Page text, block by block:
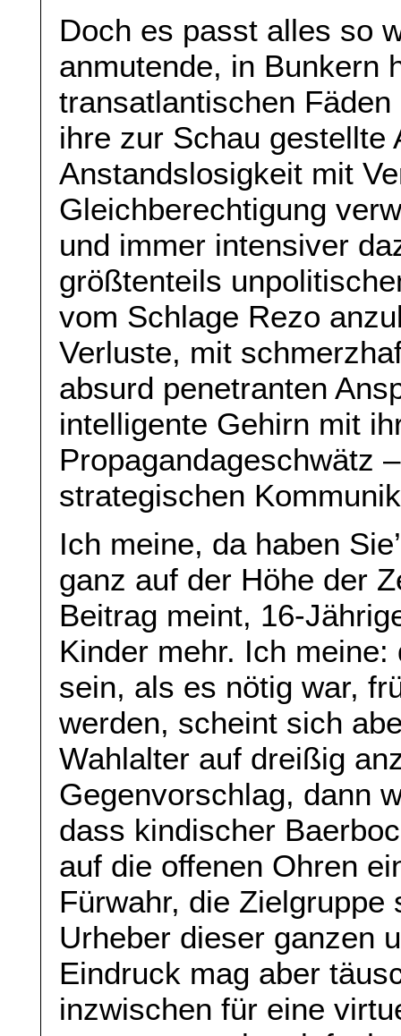
Doch es passt alles so
anmutende, in Bunkern
transatlantischen
ihre zur Schau gestellte
Anstandslosigkeit mit
Gleichberechtigung
und immer intensiver
größtenteils
vom Schlage Rezo
Verluste, mit
absurd penetranten
intelligente Gehirn mit
Propagandageschwätz
strategischen
Ich meine, da haben
ganz auf der Höhe der
Beitrag meint, 16-
Kinder mehr. Ich
sein, als es nötig war,
werden, scheint sich
Wahlalter auf dreißig
Gegenvorschlag, dann
dass kindischer
auf die offenen Ohren
Fürwahr, die
Urheber dieser ganzen
Eindruck mag aber
inzwischen für eine